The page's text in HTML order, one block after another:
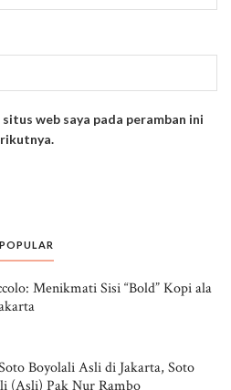
web saya pada peramban ini
POPULAR
Menikmati Sisi “Bold” Kopi ala
Boyolali Asli di Jakarta, Soto